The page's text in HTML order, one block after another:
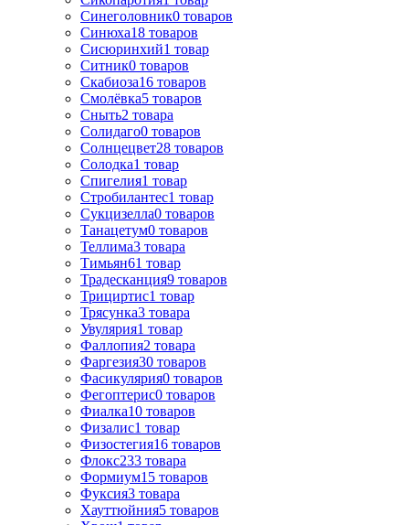
Синеголовник0 товаров
Синюха18 товаров
Сисюринхий1 товар
Ситник0 товаров
Скабиоза16 товаров
Смолёвка5 товаров
Сныть2 товара
Солидаго0 товаров
Солнцецвет28 товаров
Солодка1 товар
Спигелия1 товар
Стробилантес1 товар
Сукцизелла0 товаров
Танацетум0 товаров
Теллима3 товара
Тимьян61 товар
Традесканция9 товаров
Трициртис1 товар
Трясунка3 товара
Увулярия1 товар
Фаллопия2 товара
Фаргезия30 товаров
Фасикулярия0 товаров
Фегоптерис0 товаров
Фиалка10 товаров
Физалис1 товар
Физостегия16 товаров
Флокс233 товара
Формиум15 товаров
Фуксия3 товара
Хауттюйния5 товаров